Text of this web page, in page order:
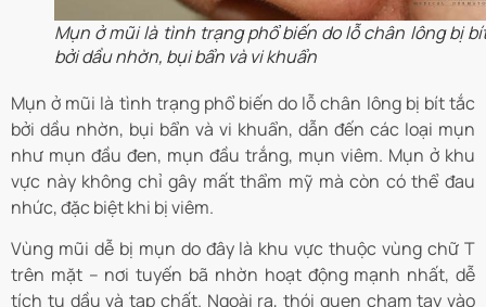
Mụn ở mũi là tình trạng phổ biến do lỗ chân lông bị
bởi dầu nhờn, bụi bẩn và vi khuẩn
Mụn ở mũi là tình trạng phổ biến do lỗ chân lông bị bít tắc
bởi dầu nhờn, bụi bẩn và vi khuẩn, dẫn đến các loại mụn
như mụn đầu đen, mụn đầu trắng, mụn viêm. Mụn ở khu
vực này không chỉ gây mất thẩm mỹ mà còn có thể đau
nhức, đặc biệt khi bị viêm.
Vùng mũi dễ bị mụn do đây là khu vực thuộc vùng chữ T
trên mặt – nơi tuyến bã nhờn hoạt động mạnh nhất, dễ
tích tụ dầu và tạp chất. Ngoài ra, thói quen chạm tay vào